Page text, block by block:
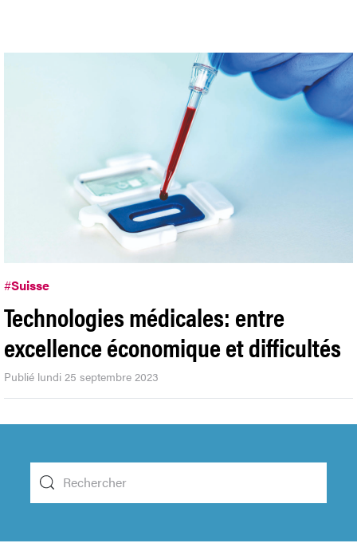
#Suisse
Technologies médicales: entre
excellence économique et difficultés
Publié lundi 25 septembre 2023